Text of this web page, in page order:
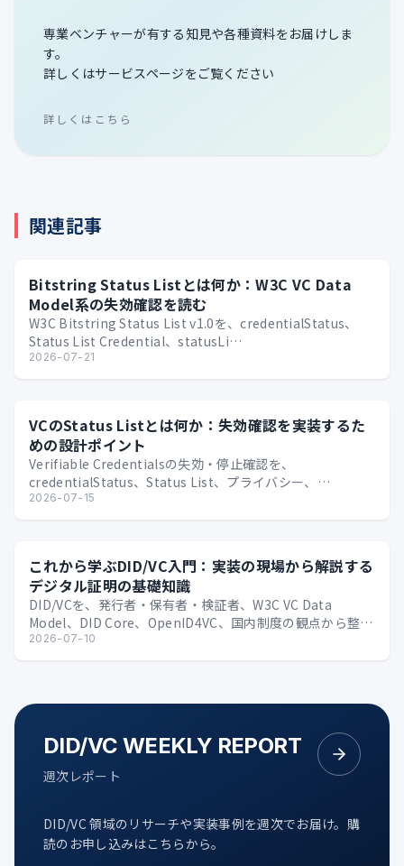
専業ベンチャーが有する知見や各種資料をお届けしま
す。
詳しくはサービスページをご覧ください
詳しくはこちら
関連記事
Bitstring Status Listとは何か：W3C VC Data
Model系の失効確認を読む
W3C Bitstring Status List v1.0を、credentialStatus、
Status List Credential、statusLi…
2026-07-21
VCのStatus Listとは何か：失効確認を実装するた
めの設計ポイント
Verifiable Credentialsの失効・停止確認を、
credentialStatus、Status List、プライバシー、
Issuer/Verif…
2026-07-15
これから学ぶDID/VC入門：実装の現場から解説する
デジタル証明の基礎知識
DID/VCを、発行者・保有者・検証者、W3C VC Data
Model、DID Core、OpenID4VC、国内制度の観点から整理
する技術入門。
2026-07-10
DID/VC WEEKLY REPORT
週次レポート
DID/VC 領域のリサーチや実装事例を週次でお届け。購
読のお申し込みはこちらから。